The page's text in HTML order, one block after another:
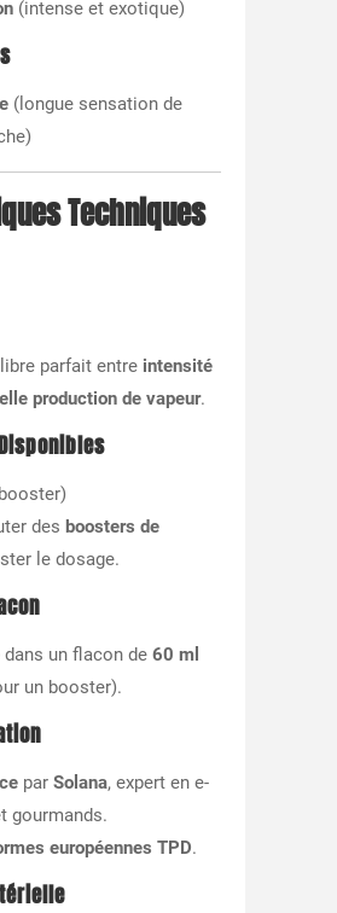
(intense et exotique)
(longue sensation de
Techniques
parfait entre intensité
production de vapeur.
des boosters de
le dosage.
dans un flacon de 60 ml
un booster).
par Solana, expert en e-
gourmands.
européennes TPD.